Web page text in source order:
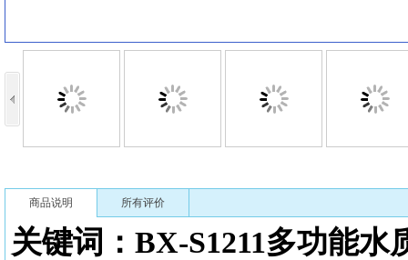
商品说明 所有评价
关键词：BX-S1211多功能水